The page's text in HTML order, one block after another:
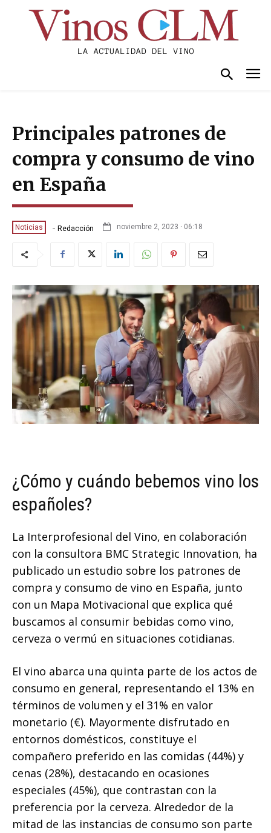
Principales patrones de
compra y consumo de vino
en España
Noticias - Redacción noviembre 2, 2023 · 06:18
¿Cómo y cuándo bebemos vino los
españoles?
La Interprofesional del Vino, en colaboración
con la consultora BMC Strategic Innovation, ha
publicado un estudio sobre los patrones de
compra y consumo de vino en España, junto
con un Mapa Motivacional que explica qué
buscamos al consumir bebidas como vino,
cerveza o vermú en situaciones cotidianas.
El vino abarca una quinta parte de los actos de
consumo en general, representando el 13% en
términos de volumen y el 31% en valor
monetario (€). Mayormente disfrutado en
entornos domésticos, constituye el
compañero preferido en las comidas (44%) y
cenas (28%), destacando en ocasiones
especiales (45%), que contrastan con la
preferencia por la cerveza. Alrededor de la
mitad de las instancias de consumo son parte